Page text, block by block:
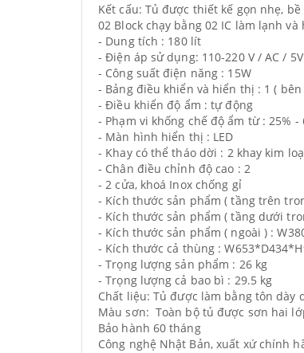
Kết cấu: Tủ được thiết kế gọn nhẹ,
02 Block chạy bằng 02 IC làm lạnh và
- Dung tích : 180 lít
- Điện áp sử dụng: 110-220 V / AC / 5V
- Công suất điện năng : 15W
- Bảng điều khiển và hiển thị : 1 (
- Điều khiển độ ẩm : tự động
- Phạm vi khống chế độ ẩm từ : 25% -
- Màn hình hiển thị : LED
- Khay có thể tháo dời : 2 khay kim
- Chân điều chỉnh độ cao : 2
- 2 cửa, khoá Inox chống gỉ
- Kích thước sản phẩm ( tầng trên
- Kích thước sản phẩm ( tầng dưới
- Kích thước sản phẩm ( ngoài ) :
- Kích thước cả thùng :
- Trọng lượng sản phẩm : 26 kg
- Trọng lượng cả bao bì : 29.5 kg
Chất liệu: Tủ được làm bằng tôn dày
Màu sơn: Toàn bộ tủ được sơn hai
Bảo hành 60 tháng
Công nghệ Nhật Bản, xuất xứ chính